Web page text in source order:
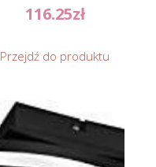
116.25zł
Przejdź do produktu